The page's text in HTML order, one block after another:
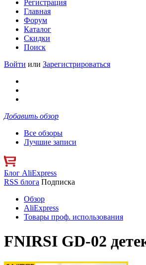
Регистрация
Главная
Форум
Каталог
Скидки
Поиск
Войти или Зарегистрироваться
Добавить обзор
Все обзоры
Лучшие записи
Блог AliExpress
RSS блога Подписка
Обзор
AliExpress
Товары проф. использования
FNIRSI GD-02